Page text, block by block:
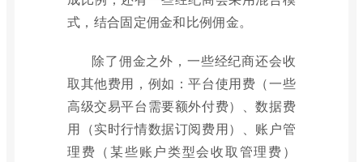
式，结合固定佣金和比例佣金。
除了佣金之外，一些经纪商还会收
取其他费用，例如：平台使用费（一些
高级交易平台需要额外付费）、数据费
用（实时行情数据订阅费用）、账户管
理费（某些账户类型会收取管理费）